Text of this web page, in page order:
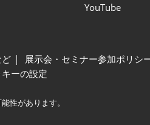
YouTube
展示会・セミナー参加ポリシ
キーの設定
性があります。